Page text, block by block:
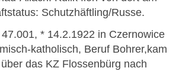
Schutzhäftling/Russe.
* 14.2.1922 in Czernowice
katholisch, Beruf Bohrer,kam
das KZ Flossenbürg nach